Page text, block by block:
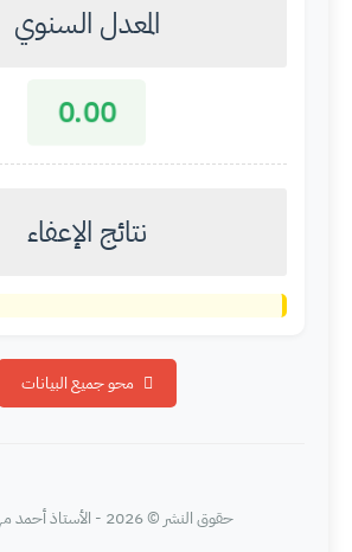
المعدل السنوي
0.00
نتائج الإعفاء
محو جميع البيانات
حقوق النشر ©2026 - الأستاذ أحمد